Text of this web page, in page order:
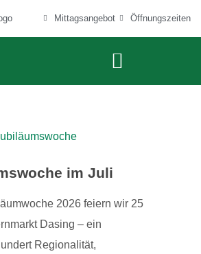
Mittagsangebot Öffnungszeiten
im Juli
2026 feiern wir 25
Dasing – ein
Regionalität,